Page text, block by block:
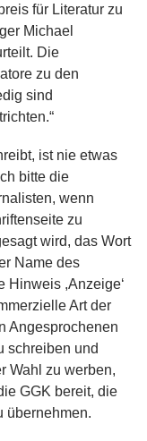
für Literatur zu
Michael
Die
zu den
sind
ist nie etwas
bitte die
wenn
zu
wird, das Wort
Name des
Hinweis ,Anzeige‘
Art der
Angesprochenen
schreiben und
Wahl zu werben,
GGK bereit, die
übernehmen.